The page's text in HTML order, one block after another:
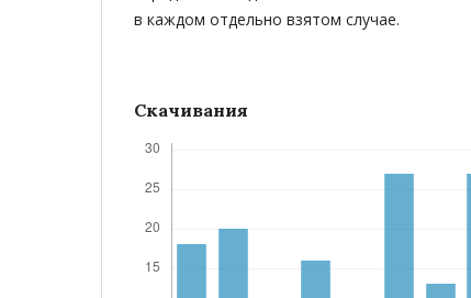
в каждом отдельно взятом случае.
Скачивания